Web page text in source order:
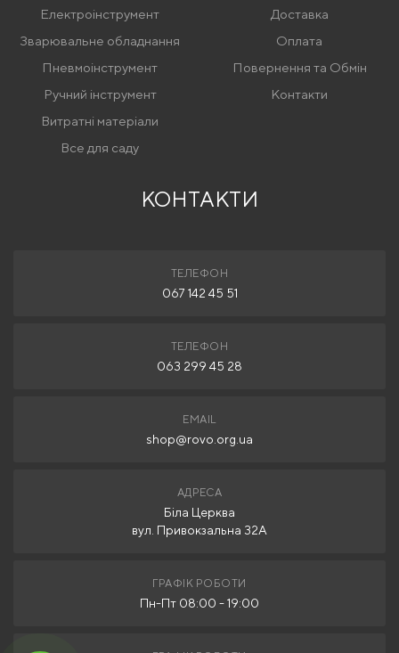
Електроінструмент
Зварювальне обладнання
Пневмоінструмент
Ручний інструмент
Витратні матеріали
Все для саду
Доставка
Оплата
Повернення та Обмін
Контакти
КОНТАКТИ
ТЕЛЕФОН
067 142 45 51
ТЕЛЕФОН
063 299 45 28
EMAIL
shop@rovo.org.ua
АДРЕСА
Біла Церква
вул. Привокзальна 32А
ГРАФІК РОБОТИ
Пн-Пт 08:00 - 19:00